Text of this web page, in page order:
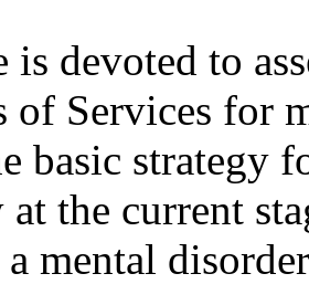
is devoted to
of Services for
basic strategy
the current
mental